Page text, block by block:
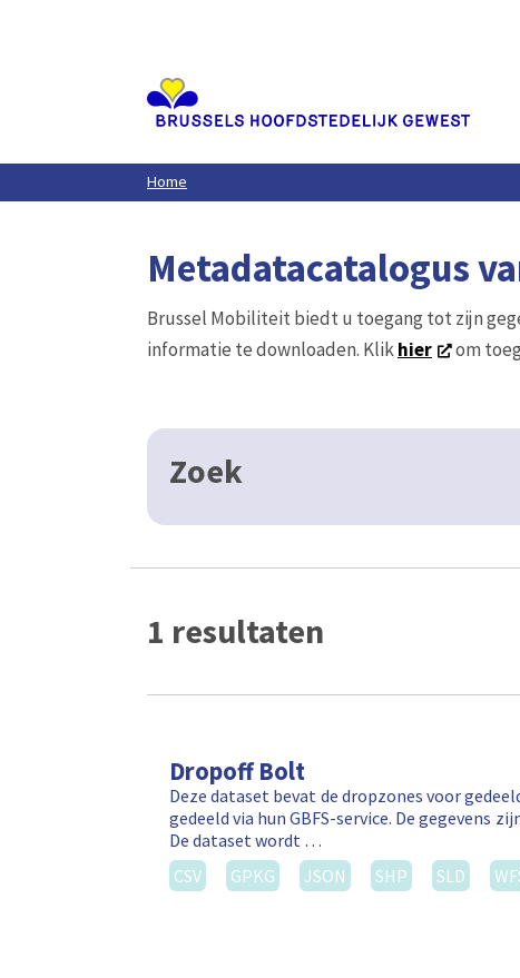
Home
Metadatacatalogus
Brussel Mobiliteit biedt u toegang tot zijn
informatie te downloaden. Klikhier om
Zoek
1 resultaten
Dropoff Bolt
Deze dataset bevat de dropzones voor
gedeeld via hun GBFS-service. De
De dataset wordt …
CSV
GPKG JSON SHP SLD